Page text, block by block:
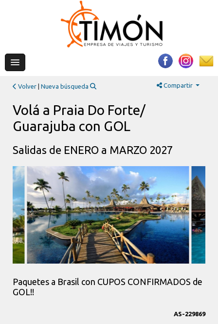
Volver |Nueva búsqueda Compartir
Volá a Praia Do Forte/
Guarajuba con GOL
Salidas de ENERO a MARZO 2027
Paquetes a Brasil con CUPOS CONFIRMADOS de
GOL!!
AS-229869